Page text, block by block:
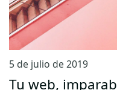
5 de julio de 2019
Tu web,